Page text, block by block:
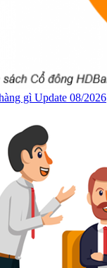
gì Update 08/2026